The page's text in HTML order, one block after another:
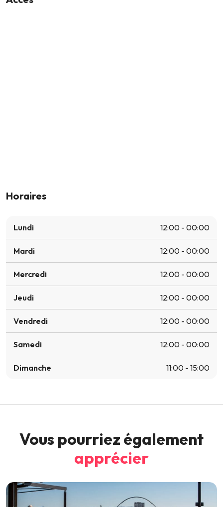
Horaires
Lundi 12:00 - 00:00
Mardi 12:00 - 00:00
Mercredi 12:00 - 00:00
Jeudi 12:00 - 00:00
Vendredi 12:00 - 00:00
Samedi 12:00 - 00:00
Dimanche 11:00 - 15:00
Vous pourriez également
apprécier